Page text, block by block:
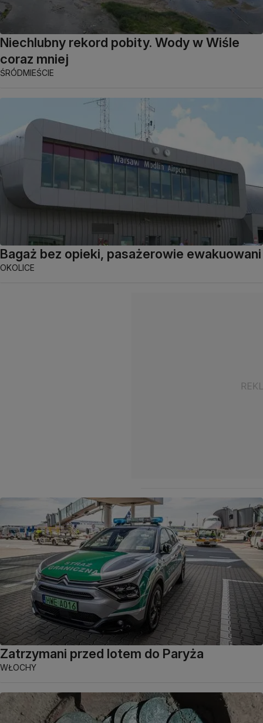
Niechlubny rekord pobity. Wody w Wiśle
coraz mniej
ŚRÓDMIEŚCIE
Bagaż bez opieki, pasażerowie ewakuowani
OKOLICE
Zatrzymani przed lotem do Paryża
WŁOCHY